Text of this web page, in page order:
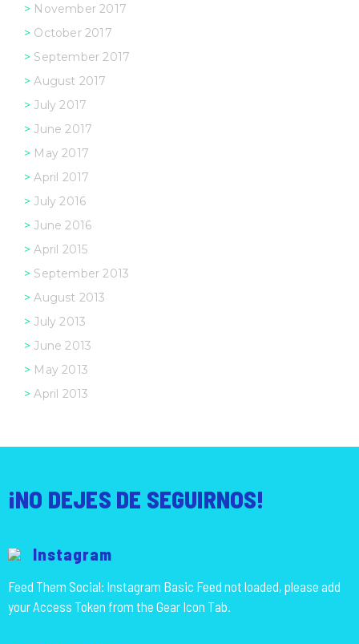
November 2017
October 2017
September 2017
August 2017
July 2017
June 2017
May 2017
April 2017
July 2016
June 2016
April 2015
September 2013
August 2013
July 2013
June 2013
May 2013
April 2013
¡NO DEJES DE SEGUIRNOS!
Instagram
Feed Them Social: Instagram Basic Feed not loaded, please add
your Access Token from the Gear Icon Tab.